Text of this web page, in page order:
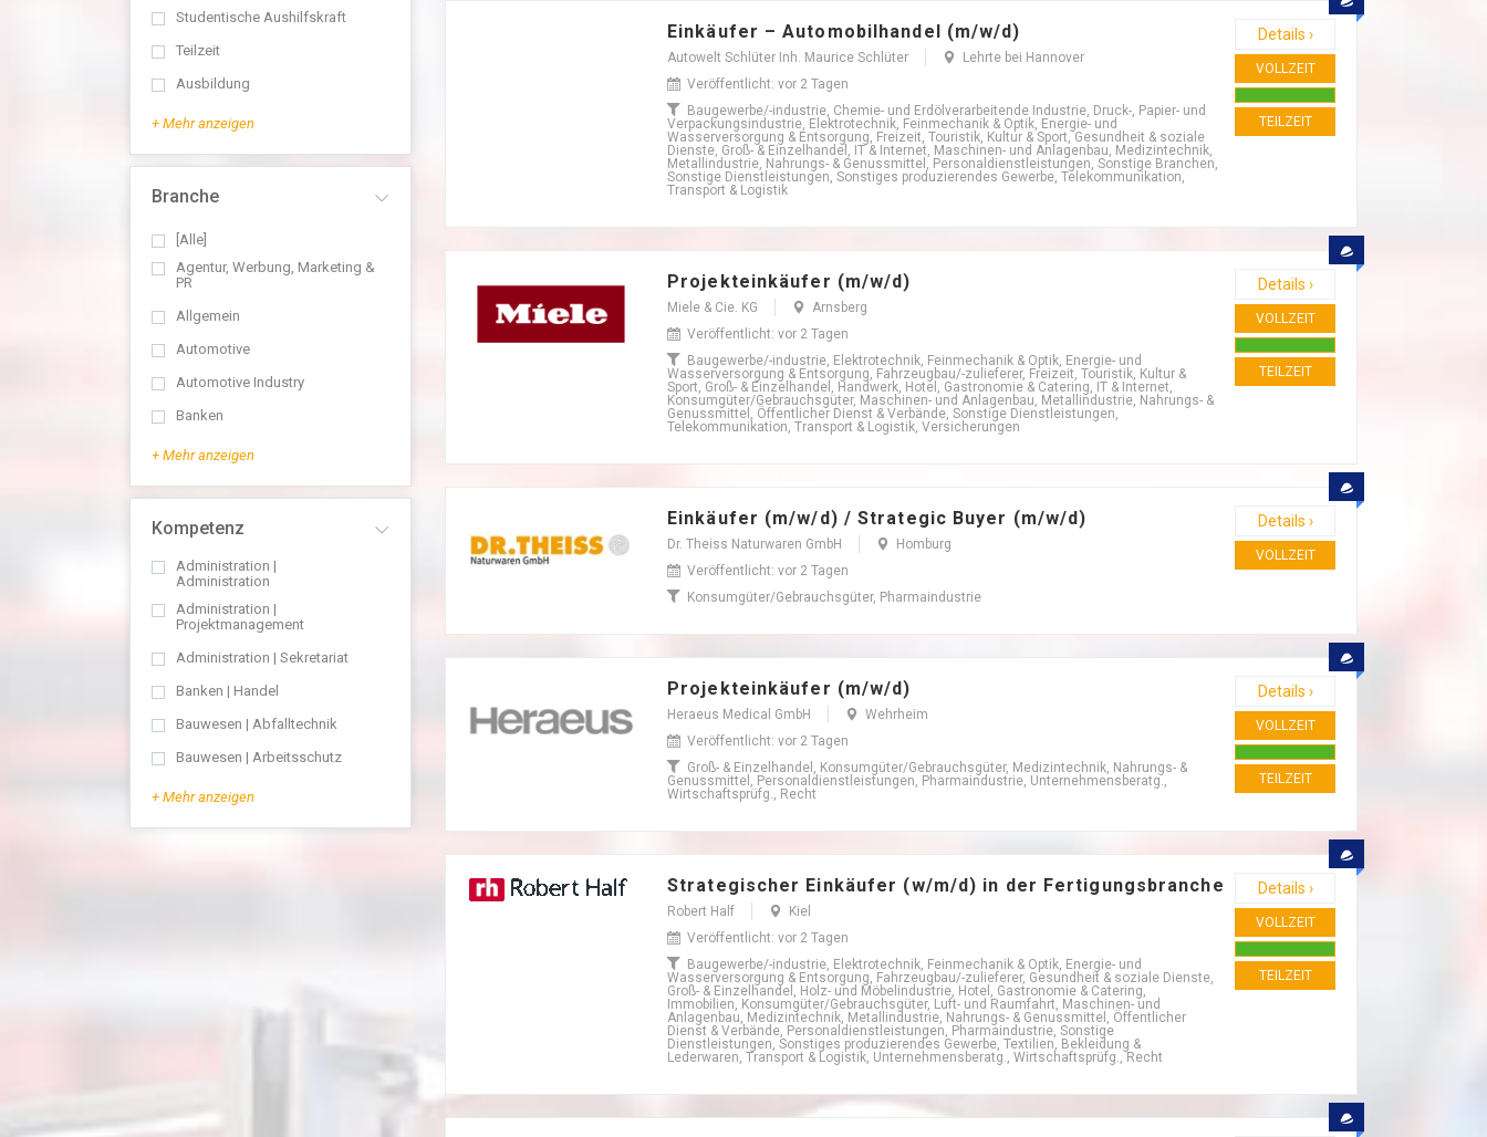
Studentische Aushilfskraft
Teilzeit
Ausbildung
+ Mehr anzeigen
Branche
[Alle]
Agentur, Werbung, Marketing &
PR
Allgemein
Automotive
Automotive Industry
Banken
+ Mehr anzeigen
Kompetenz
Administration |
Administration
Administration |
Projektmanagement
Administration | Sekretariat
Banken | Handel
Bauwesen | Abfalltechnik
Bauwesen | Arbeitsschutz
+ Mehr anzeigen
Einkäufer – Automobilhandel (m/w/d)
Autowelt Schlüter Inh. Maurice Schlüter
Lehrte bei Hannover
Veröffentlicht: vor 2 Tagen
Baugewerbe/-industrie, Chemie- und Erdölverarbeitende Industrie, Druck-, Papier- und
Verpackungsindustrie, Elektrotechnik, Feinmechanik & Optik, Energie- und
Wasserversorgung & Entsorgung, Freizeit, Touristik, Kultur & Sport, Gesundheit & soziale
Dienste, Groß- & Einzelhandel, IT & Internet, Maschinen- und Anlagenbau, Medizintechnik,
Metallindustrie, Nahrungs- & Genussmittel, Personaldienstleistungen, Sonstige Branchen,
Sonstige Dienstleistungen, Sonstiges produzierendes Gewerbe, Telekommunikation,
Transport & Logistik
Details ›
VOLLZEIT
TEILZEIT
Projekteinkäufer (m/w/d)
Miele & Cie. KG
Arnsberg
Veröffentlicht: vor 2 Tagen
Baugewerbe/-industrie, Elektrotechnik, Feinmechanik & Optik, Energie- und
Wasserversorgung & Entsorgung, Fahrzeugbau/-zulieferer, Freizeit, Touristik, Kultur &
Sport, Groß- & Einzelhandel, Handwerk, Hotel, Gastronomie & Catering, IT & Internet,
Konsumgüter/Gebrauchsgüter, Maschinen- und Anlagenbau, Metallindustrie, Nahrungs- &
Genussmittel, Öffentlicher Dienst & Verbände, Sonstige Dienstleistungen,
Telekommunikation, Transport & Logistik, Versicherungen
Details ›
VOLLZEIT
TEILZEIT
Einkäufer (m/w/d) / Strategic Buyer (m/w/d)
Dr. Theiss Naturwaren GmbH
Homburg
Veröffentlicht: vor 2 Tagen
Konsumgüter/Gebrauchsgüter, Pharmaindustrie
Details ›
VOLLZEIT
Projekteinkäufer (m/w/d)
Heraeus Medical GmbH
Wehrheim
Veröffentlicht: vor 2 Tagen
Groß- & Einzelhandel, Konsumgüter/Gebrauchsgüter, Medizintechnik, Nahrungs- &
Genussmittel, Personaldienstleistungen, Pharmaindustrie, Unternehmensberatg.,
Wirtschaftsprüfg., Recht
Details ›
VOLLZEIT
TEILZEIT
Strategischer Einkäufer (w/m/d) in der Fertigungsbranche
Robert Half
Kiel
Veröffentlicht: vor 2 Tagen
Baugewerbe/-industrie, Elektrotechnik, Feinmechanik & Optik, Energie- und
Wasserversorgung & Entsorgung, Fahrzeugbau/-zulieferer, Gesundheit & soziale Dienste,
Groß- & Einzelhandel, Holz- und Möbelindustrie, Hotel, Gastronomie & Catering,
Immobilien, Konsumgüter/Gebrauchsgüter, Luft- und Raumfahrt, Maschinen- und
Anlagenbau, Medizintechnik, Metallindustrie, Nahrungs- & Genussmittel, Öffentlicher
Dienst & Verbände, Personaldienstleistungen, Pharmaindustrie, Sonstige
Dienstleistungen, Sonstiges produzierendes Gewerbe, Textilien, Bekleidung &
Lederwaren, Transport & Logistik, Unternehmensberatg., Wirtschaftsprüfg., Recht
Details ›
VOLLZEIT
TEILZEIT